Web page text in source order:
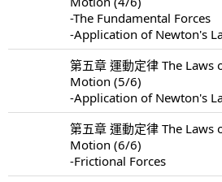
-The Fundamental Forces
-Application of Newton's
第五章 運動定律 The Laws
Motion (5/6)
-Application of Newton's
第五章 運動定律 The Laws
Motion (6/6)
-Frictional Forces